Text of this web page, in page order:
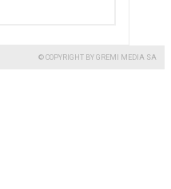
© COPYRIGHT BY GREMI MEDIA SA